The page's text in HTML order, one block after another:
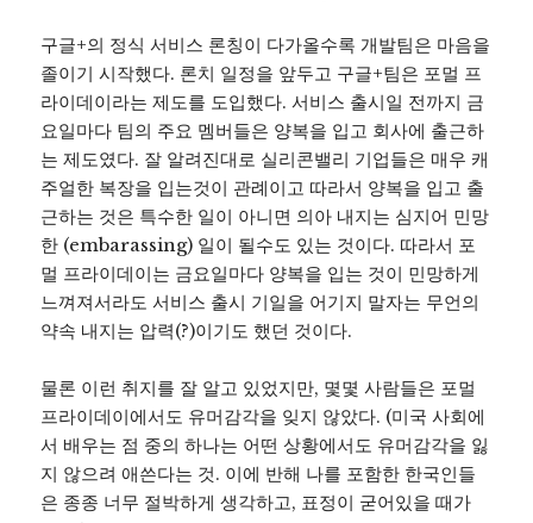
구글+의 정식 서비스 론칭이 다가올수록 개발팀은 마음을
졸이기 시작했다. 론치 일정을 앞두고 구글+팀은 포멀 프
라이데이라는 제도를 도입했다. 서비스 출시일 전까지 금
요일마다 팀의 주요 멤버들은 양복을 입고 회사에 출근하
는 제도였다. 잘 알려진대로 실리콘밸리 기업들은 매우 캐
주얼한 복장을 입는것이 관례이고 따라서 양복을 입고 출
근하는 것은 특수한 일이 아니면 의아 내지는 심지어 민망
한 (embarassing) 일이 될수도 있는 것이다. 따라서 포
멀 프라이데이는 금요일마다 양복을 입는 것이 민망하게
느껴져서라도 서비스 출시 기일을 어기지 말자는 무언의
약속 내지는 압력(?)이기도 했던 것이다.
물론 이런 취지를 잘 알고 있었지만, 몇몇 사람들은 포멀
프라이데이에서도 유머감각을 잊지 않았다. (미국 사회에
서 배우는 점 중의 하나는 어떤 상황에서도 유머감각을 잃
지 않으려 애쓴다는 것. 이에 반해 나를 포함한 한국인들
은 종종 너무 절박하게 생각하고, 표정이 굳어있을 때가